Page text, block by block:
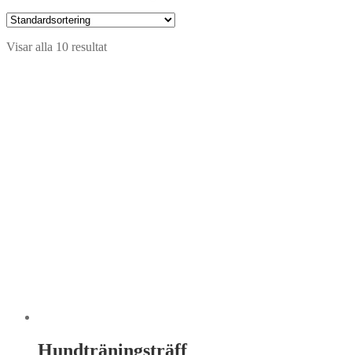
Visar alla 10 resultat
Hundträningsträff